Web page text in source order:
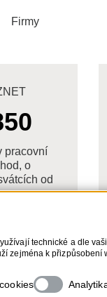
technické a dle
zejména k
Firmy
pracovní
o
od